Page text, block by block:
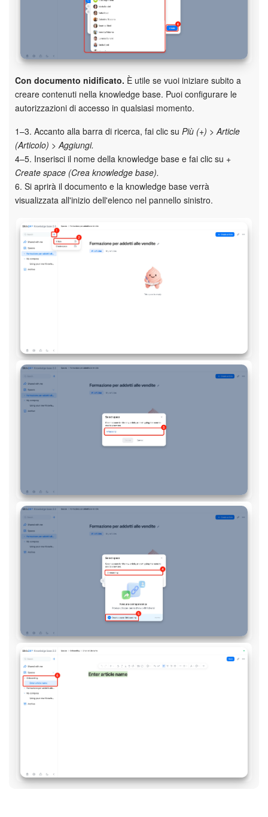
Con documento nidificato. È utile se vuoi iniziare subito a
creare contenuti nella knowledge base. Puoi configurare le
autorizzazioni di accesso in qualsiasi momento.
1–3. Accanto alla barra di ricerca, fai clic su Più (+) > Article
(Articolo) > Aggiungi.
4–5. Inserisci il nome della knowledge base e fai clic su +
Create space (Crea knowledge base).
6. Si aprirà il documento e la knowledge base verrà
visualizzata all'inizio dell'elenco nel pannello sinistro.